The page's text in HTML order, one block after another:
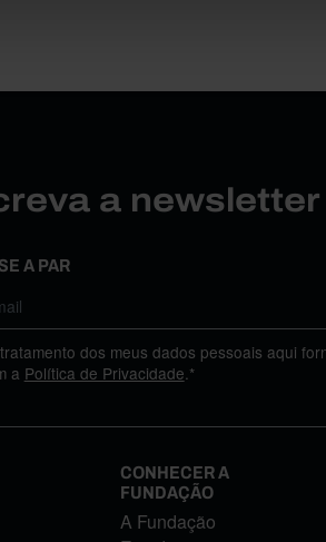
a
A PAR
dos meus dados pessoais aqui
a Política de Privacidade.*
CONHECER A
FUNDAÇÃO
A Fundação